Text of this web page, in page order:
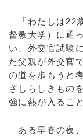
「わたしは22
督教大学）に通
い、外交官試験
た父親が外交官
の道を歩もうと
ざしらしきもの
強に熱が入るこ
ある早春の夜